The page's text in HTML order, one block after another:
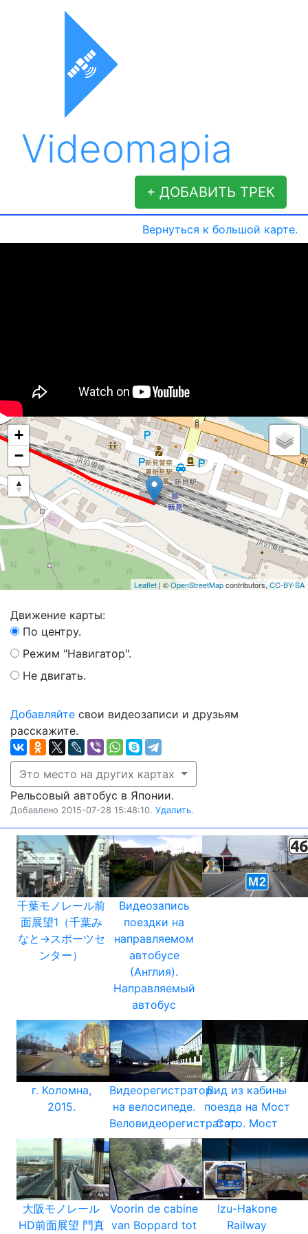
Videomapia
+ ДОБАВИТЬ ТРЕК
Вернуться к большой карте.
+
−
Leaflet | ©OpenStreetMapcontributors, CC-BY-SA
Движение карты:
По центру.
Режим "Навигатор".
Не двигать.
Добавляйте свои видеозаписи и друзьям
расскажите.
Это место на других картах
Рельсовый автобус в Японии.
Добавлено 2015-07-28 15:48:10. Удалить.
千葉モノレール前
面展望1（千葉み
なと→スポーツセ
ンター）
Видеозапись
поездки на
направляемом
автобусе
(Англия).
Направляемый
автобус
г. Коломна,
2015.
Видеорегистратор
на велосипеде.
Веловидеорегистратор.
Вид из кабины
поезда на Мост
Сэто. Мост
大阪モノレール
HD前面展望 門真
Voorin de cabine
van Boppard tot
Izu-Hakone
Railway